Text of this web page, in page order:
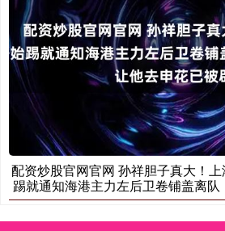
配资炒股官网官网 孙祥胆子真大！
踢就通知海港主力左后卫卷铺盖离